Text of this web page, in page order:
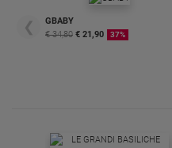
siamo
Registrati
❮
GBABY
€ 34,80 € 21,90 37%